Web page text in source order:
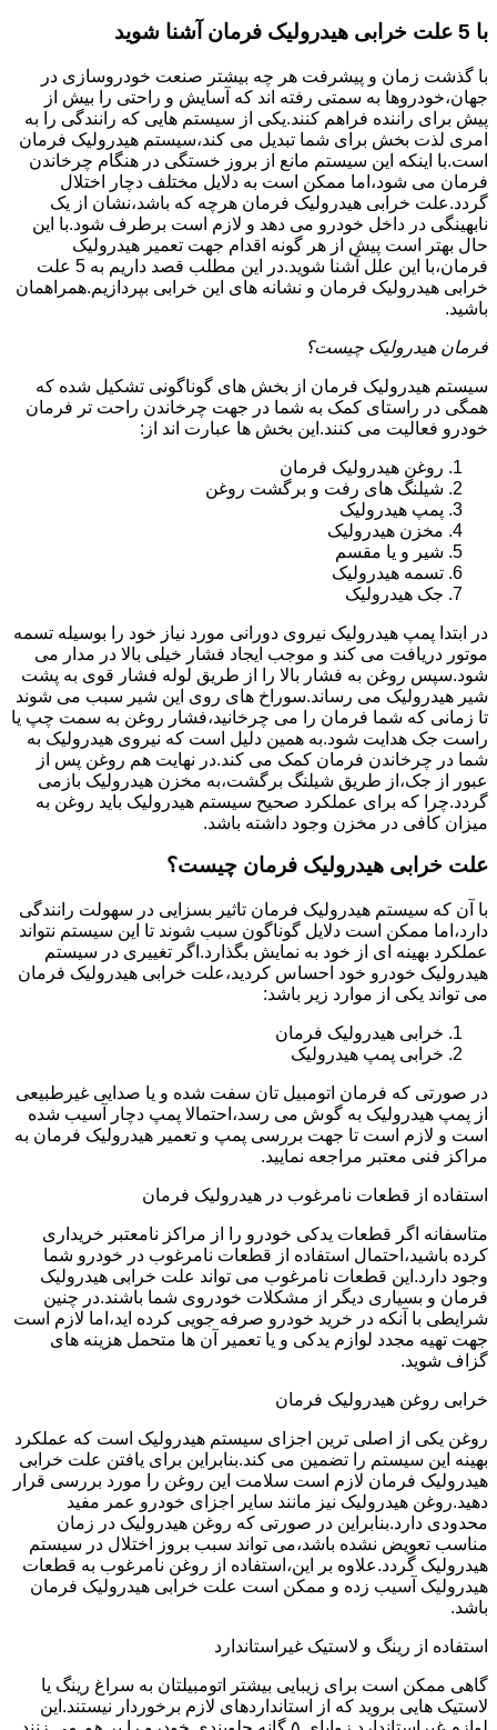
با 5 علت خرابی هیدرولیک فرمان آشنا شوید
با گذشت زمان و پیشرفت هر چه بیشتر صنعت خودروسازی در
جهان،خودروها به سمتی رفته اند که آسایش و راحتی را بیش از
پیش برای راننده فراهم کنند.یکی از سیستم هایی که رانندگی را به
امری لذت بخش برای شما تبدیل می کند،سیستم هیدرولیک فرمان
است.با اینکه این سیستم مانع از بروز خستگی در هنگام چرخاندن
فرمان می شود،اما ممکن است به دلایل مختلف دچار اختلال
گردد.علت خرابی هیدرولیک فرمان هرچه که باشد،نشان از یک
نابهینگی در داخل خودرو می دهد و لازم است برطرف شود.با این
حال بهتر است پیش از هر گونه اقدام جهت تعمیر هیدرولیک
فرمان،با این علل آشنا شوید.در این مطلب قصد داریم به 5 علت
خرابی هیدرولیک فرمان و نشانه های این خرابی بپردازیم.همراهمان
باشید.
فرمان هیدرولیک چیست؟
سیستم هیدرولیک فرمان از بخش های گوناگونی تشکیل شده که
همگی در راستای کمک به شما در جهت چرخاندن راحت تر فرمان
خودرو فعالیت می کنند.این بخش ها عبارت اند از:
روغن هیدرولیک فرمان
شیلنگ های رفت و برگشت روغن
پمپ هیدرولیک
مخزن هیدرولیک
شیر و یا مقسم
تسمه هیدرولیک
جک هیدرولیک
در ابتدا پمپ هیدرولیک نیروی دورانی مورد نیاز خود را بوسیله تسمه
موتور دریافت می کند و موجب ایجاد فشار خیلی بالا در مدار می
شود.سپس روغن به فشار بالا را از طریق لوله فشار قوی به پشت
شیر هیدرولیک می رساند.سوراخ های روی این شیر سبب می شوند
تا زمانی که شما فرمان را می چرخانید،فشار روغن به سمت چپ یا
راست جک هدایت شود.به همین دلیل است که نیروی هیدرولیک به
شما در چرخاندن فرمان کمک می کند.در نهایت هم روغن پس از
عبور از جک،از طریق شیلنگ برگشت،به مخزن هیدرولیک بازمی
گردد.چرا که برای عملکرد صحیح سیستم هیدرولیک باید روغن به
میزان کافی در مخزن وجود داشته باشد.
علت خرابی هیدرولیک فرمان چیست؟
با آن که سیستم هیدرولیک فرمان تاثیر بسزایی در سهولت رانندگی
دارد،اما ممکن است دلایل گوناگون سبب شوند تا این سیستم نتواند
عملکرد بهینه ای از خود به نمایش بگذارد.اگر تغییری در سیستم
هیدرولیک خودرو خود احساس کردید،علت خرابی هیدرولیک فرمان
می تواند یکی از موارد زیر باشد:
خرابی هیدرولیک فرمان
خرابی پمپ هیدرولیک
در صورتی که فرمان اتومبیل تان سفت شده و یا صدایی غیرطبیعی
از پمپ هیدرولیک به گوش می رسد،احتمالا پمپ دچار آسیب شده
است و لازم است تا جهت بررسی پمپ و تعمیر هیدرولیک فرمان به
مراکز فنی معتبر مراجعه نمایید.
استفاده از قطعات نامرغوب در هیدرولیک فرمان
متاسفانه اگر قطعات یدکی خودرو را از مراکز نامعتبر خریداری
کرده باشید،احتمال استفاده از قطعات نامرغوب در خودرو شما
وجود دارد.این قطعات نامرغوب می تواند علت خرابی هیدرولیک
فرمان و بسیاری دیگر از مشکلات خودروی شما باشند.در چنین
شرایطی با آنکه در خرید خودرو صرفه جویی کرده اید،اما لازم است
جهت تهیه مجدد لوازم یدکی و یا تعمیر آن ها متحمل هزینه های
گزاف شوید.
خرابی روغن هیدرولیک فرمان
روغن یکی از اصلی ترین اجزای سیستم هیدرولیک است که عملکرد
بهینه این سیستم را تضمین می کند.بنابراین برای یافتن علت خرابی
هیدرولیک فرمان لازم است سلامت این روغن را مورد بررسی قرار
دهید.روغن هیدرولیک نیز مانند سایر اجزای خودرو عمر مفید
محدودی دارد.بنابراین در صورتی که روغن هیدرولیک در زمان
مناسب تعویض نشده باشد،می تواند سبب بروز اختلال در سیستم
هیدرولیک گردد.علاوه بر این،استفاده از روغن نامرغوب به قطعات
هیدرولیک آسیب زده و ممکن است علت خرابی هیدرولیک فرمان
باشد.
استفاده از رینگ و لاستیک غیراستاندارد
گاهی ممکن است برای زیبایی بیشتر اتومبیلتان به سراغ رینگ یا
لاستیک هایی بروید که از استانداردهای لازم برخوردار نیستند.این